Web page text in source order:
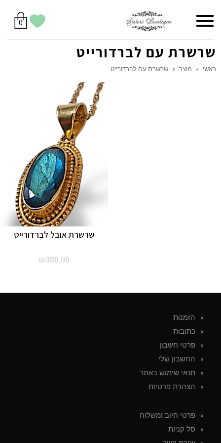
יש
לך
0מוצרים
בסל
הווישליסט
תפריט
שרשרת עם לברדורייט
ראשי » מוצר » שרשרת עם לברדורייט
שרשרת אובל לברדורייט
₪380.00
הזמנות
כתובות
פרטי חשבון
החשבון שלי
תנאי שימוש באתר
הצהרת פרטיות
פרטי חיוב ומשלוח
סל קניות